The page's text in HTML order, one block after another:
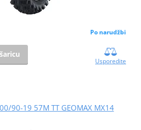
Po narudžbi
Usporedite
90-19 57M TT GEOMAX MX14